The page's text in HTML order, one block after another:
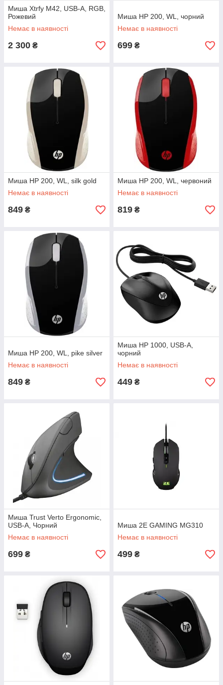
Миша Xtrfy M42, USB-A, RGB,
Рожевий
Немає в наявності
2 300 ₴
Миша HP 200, WL, чорний
Немає в наявності
699 ₴
Миша HP 200, WL, silk gold
Немає в наявності
849 ₴
Миша HP 200, WL, червоний
Немає в наявності
819 ₴
Миша HP 200, WL, pike silver
Немає в наявності
849 ₴
Миша HP 1000, USB-A,
чорний
Немає в наявності
449 ₴
Миша Trust Verto Ergonomic,
USB-A, Чорний
Немає в наявності
699 ₴
Миша 2E GAMING MG310
Немає в наявності
499 ₴